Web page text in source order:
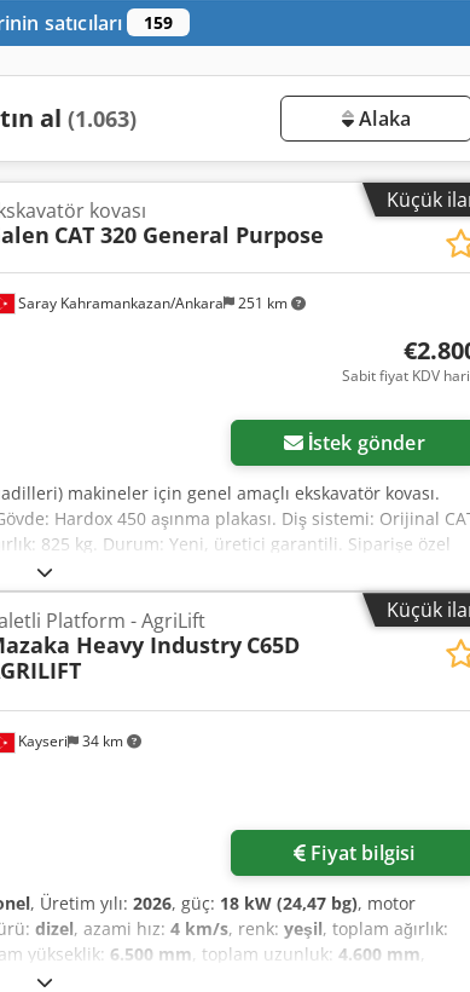
satıcıları 159
al (1.063) Alaka
Küçük
Saray Kahramankazan/Ankara 251 km
kovası
CAT 320 General Purpose
Sabit fiyat KDV
İstek gönder
makineler için genel amaçlı ekskavatör kovası.
Hardox 450 aşınma plakası. Diş sistemi: Orijinal
825 kg. Durum: Yeni, üretici garantili. Siparişe özel
EXW Ankara, Türkiye. Codpfxjzadcuj Ambsrf
Küçük
Kayseri 34 km
Platform - AgriLift
Heavy Industry C65D
Fiyat bilgisi
, Üretim yılı: 2026, güç: 18 kW (24,47 bg), motor
dizel, azami hız: 4 km/s, renk: yeşil, toplam ağırlık:
yükseklik: 6.500 mm, toplam uzunluk: 4.600 mm,
mm, Donanım: